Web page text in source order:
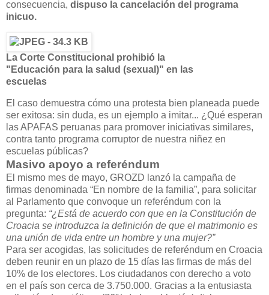
consecuencia, dispuso la cancelación del programa
inicuo.
La Corte Constitucional prohibió la
"Educación para la salud (sexual)" en las
escuelas
El caso demuestra cómo una protesta bien planeada puede
ser exitosa: sin duda, es un ejemplo a imitar... ¿Qué esperan
las APAFAS peruanas para promover iniciativas similares,
contra tanto programa corruptor de nuestra niñez en
escuelas públicas?
Masivo apoyo a referéndum
El mismo mes de mayo, GROZD lanzó la campaña de
firmas denominada “En nombre de la familia”, para solicitar
al Parlamento que convoque un referéndum con la
pregunta: “¿Está de acuerdo con que en la Constitución de
Croacia se introduzca la definición de que el matrimonio es
una unión de vida entre un hombre y una mujer?”
Para ser acogidas, las solicitudes de referéndum en Croacia
deben reunir en un plazo de 15 días las firmas de más del
10% de los electores. Los ciudadanos con derecho a voto
en el país son cerca de 3.750.000. Gracias a la entusiasta